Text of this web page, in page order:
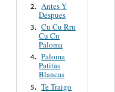
2. Antes Y
Despues
3. Cu Cu Rru
Cu Cu
Paloma
4. Paloma
Patitas
Blancas
5. Te Traigo